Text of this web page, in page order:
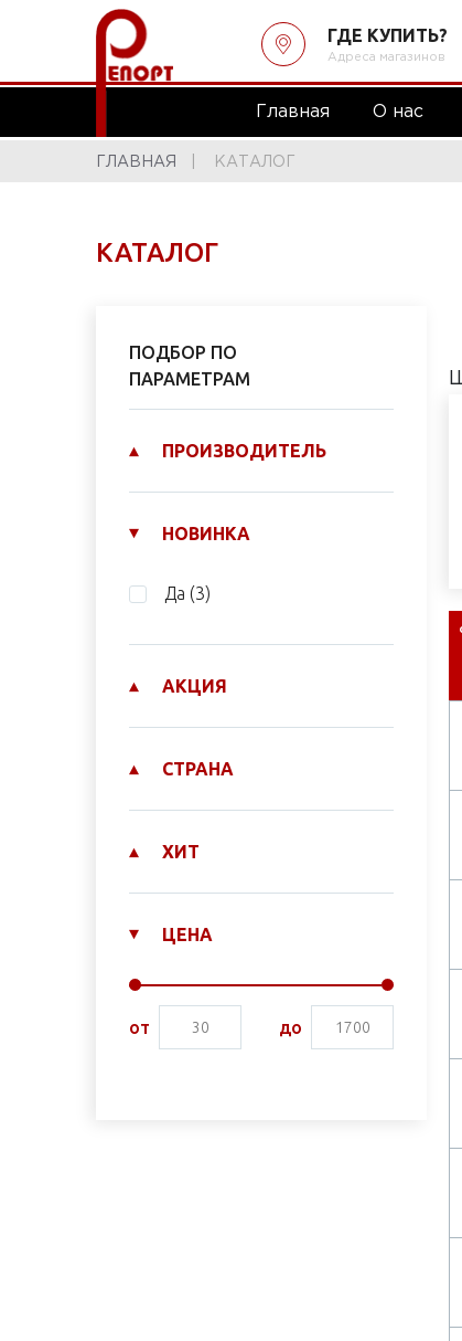
ГДЕ КУПИТЬ?
Адреса магазинов
Главная О нас
ГЛАВНАЯ КАТАЛОГ
КАТАЛОГ
ПОДБОР ПО
ПАРАМЕТРАМ
ПРОИЗВОДИТЕЛЬ
НОВИНКА
Да (3)
АКЦИЯ
СТРАНА
ХИТ
ЦЕНА
от до